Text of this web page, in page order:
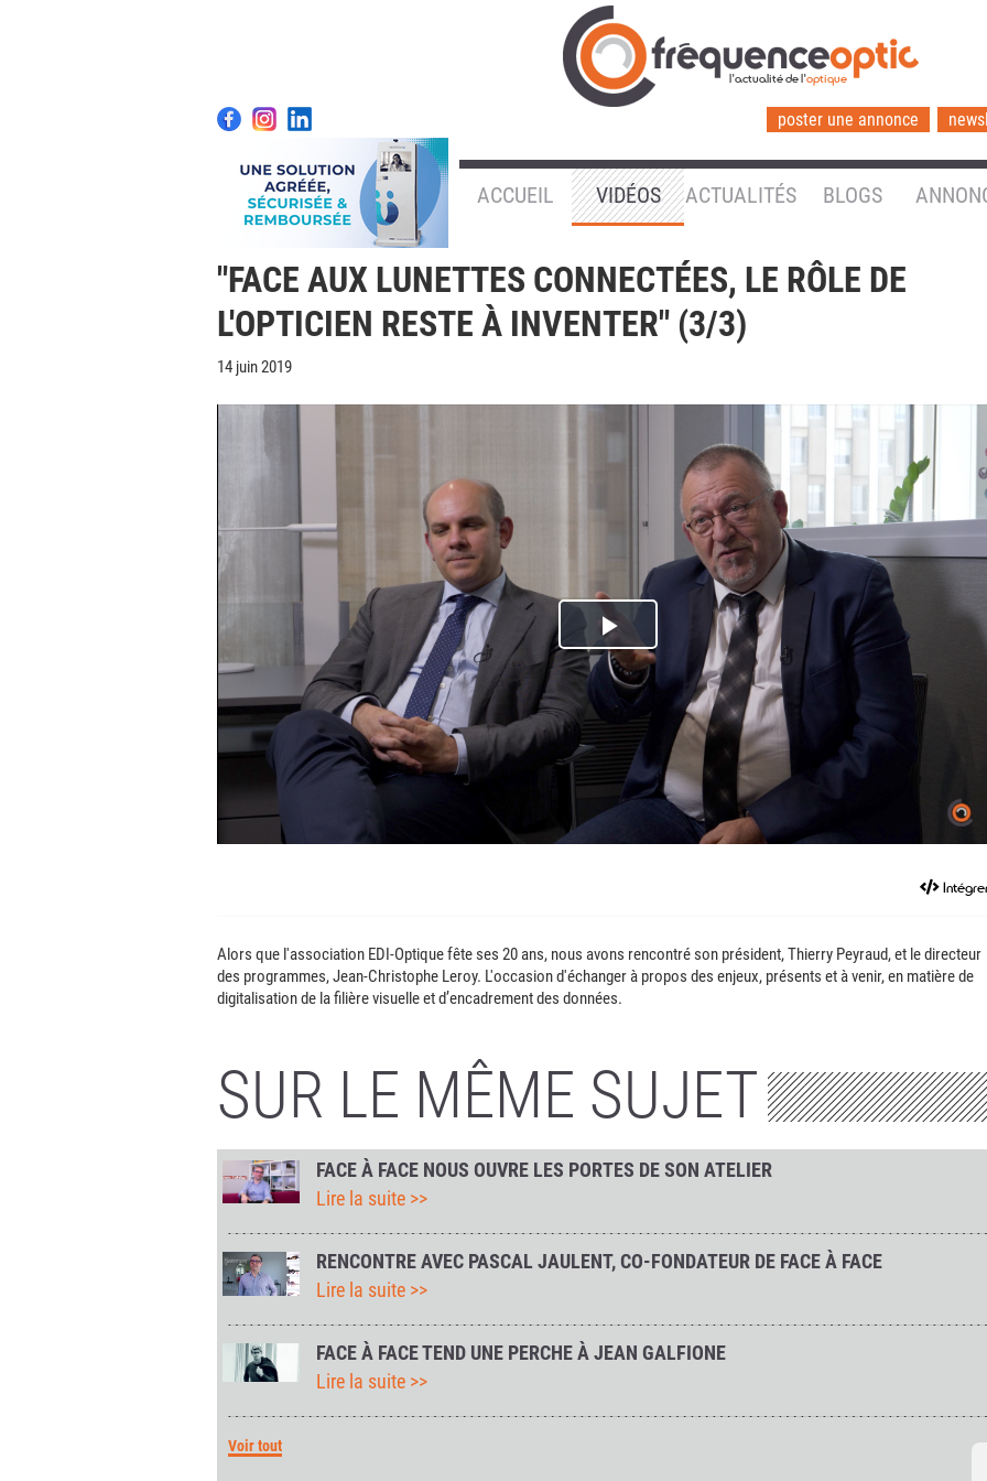
l'actualité de l'optique
poster une annonce
ACCUEIL VIDÉOS ACTUALITÉS BLOGS
"FACE AUX LUNETTES CONNECTÉES, LE RÔLE DE
L'OPTICIEN RESTE À INVENTER" (3/3)
14 juin 2019
Play
Video
Alors que l'association EDI-Optique fête ses 20 ans, nous avons rencontré son président, Thierry Peyraud, et le directeur
des programmes, Jean-Christophe Leroy. L'occasion d'échanger à propos des enjeux, présents et à venir, en matière de
digitalisation de la filière visuelle et d’encadrement des données.
SUR LE MÊME SUJET
FACE À FACE NOUS OUVRE LES PORTES DE SON ATELIER
Lire la suite >>
RENCONTRE AVEC PASCAL JAULENT, CO-FONDATEUR DE FACE À FACE
Lire la suite >>
FACE À FACE TEND UNE PERCHE À JEAN GALFIONE
Lire la suite >>
Voir tout